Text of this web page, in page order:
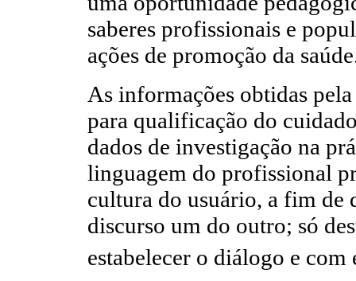
saberes profissionais e
ações de promoção da
As informações obtidas
para qualificação do
dados de investigação na
linguagem do profissional
cultura do usuário, a fim de
discurso um do outro; só
estabelecer o diálogo e